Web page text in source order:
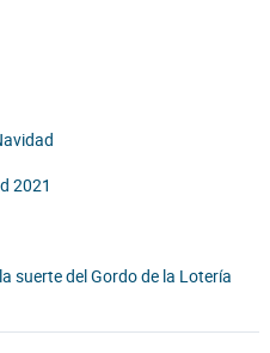
2021
suerte del Gordo de la Lotería